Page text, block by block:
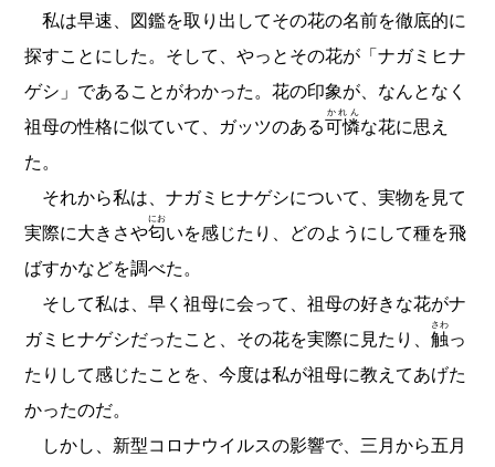
私は早速、図鑑を取り出してその花の名前を徹底的に
探すことにした。そして、やっとその花が「ナガミヒナ
ゲシ」であることがわかった。花の印象が、なんとなく
祖母の性格に似ていて、ガッツのある可憐
かれん
な花に思え
た。
それから私は、ナガミヒナゲシについて、実物を見て
実際に大きさや匂
にお
いを感じたり、どのようにして種を飛
ばすかなどを調べた。
そして私は、早く祖母に会って、祖母の好きな花がナ
ガミヒナゲシだったこと、その花を実際に見たり、触
さわ
っ
たりして感じたことを、今度は私が祖母に教えてあげた
かったのだ。
しかし、新型コロナウイルスの影響で、三月から五月